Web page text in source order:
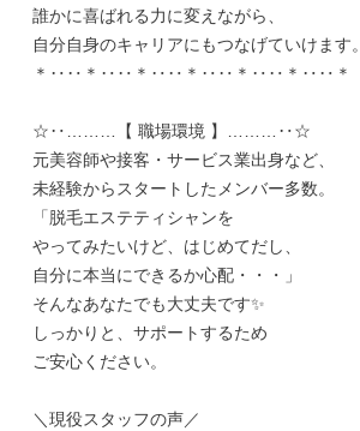
誰かに喜ばれる力に変えながら、
自分自身のキャリアにもつなげていけます。
＊‥‥＊‥‥＊‥‥＊‥‥＊‥‥＊‥‥＊
☆‥………【 職場環境 】………‥☆
元美容師や接客・サービス業出身など、
未経験からスタートしたメンバー多数。
「脱毛エステティシャンを
やってみたいけど、はじめてだし、
自分に本当にできるか心配・・・」
そんなあなたでも大丈夫です✨
しっかりと、サポートするため
ご安心ください。
＼現役スタッフの声／